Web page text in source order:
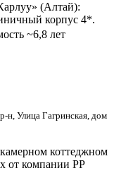
(Алтай):
корпус 4*.
~6,8 лет
н, Улица Гагринская, дом
коттеджном
от компании РР